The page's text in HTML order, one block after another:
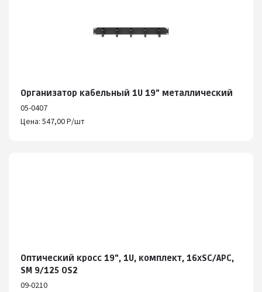
Организатор кабельный 1U 19" металлический
05-0407
Цена: 547,00 Р/шт
Оптический кросс 19", 1U, комплект, 16хSC/APC,
SM 9/125 OS2
09-0210